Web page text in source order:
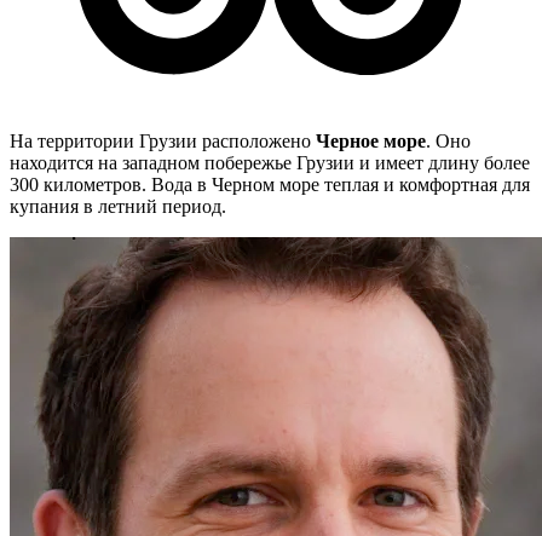
На территории Грузии расположено Черное море. Оно
находится на западном побережье Грузии и имеет длину более
300 километров. Вода в Черном море теплая и комфортная для
купания в летний период.